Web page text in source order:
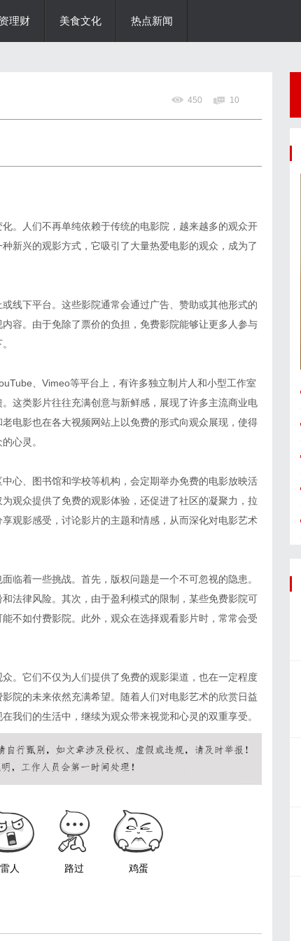
理财 美食文化 热点新闻
450 10
。人们不再单纯依赖于传统的电影院，越来越多的观众开
新兴的观影方式，它吸引了大量热爱电影的观众，成为了
线下平台。这些影院通常会通过广告、赞助或其他形式的
容。由于免除了票价的负担，免费影院能够让更多人参与
、Vimeo等平台上，有许多独立制片人和小型工作室
这类影片往往充满创意与新鲜感，展现了许多主流商业电
电影也在各大视频网站上以免费的形式向观众展现，使得
心灵。
心、图书馆和学校等机构，会定期举办免费的电影放映活
观众提供了免费的观影体验，还促进了社区的凝聚力，拉
观影感受，讨论影片的主题和情感，从而深化对电影艺术
临着一些挑战。首先，版权问题是一个不可忽视的隐患。
法律风险。其次，由于盈利模式的限制，某些免费影院可
不如付费影院。此外，观众在选择观看影片时，常常会受
。它们不仅为人们提供了免费的观影渠道，也在一定程度
院的未来依然充满希望。随着人们对电影艺术的欣赏日益
我们的生活中，继续为观众带来视觉和心灵的双重享受。
雷人 路过 鸡蛋